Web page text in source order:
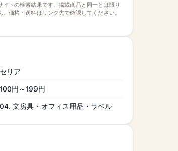
イトの検索結果です。掲載商品と同一とは限り
。価格・送料はリンク先で確認してください。
セリア
100円～199円
04. 文房具・オフィス用品・ラベル